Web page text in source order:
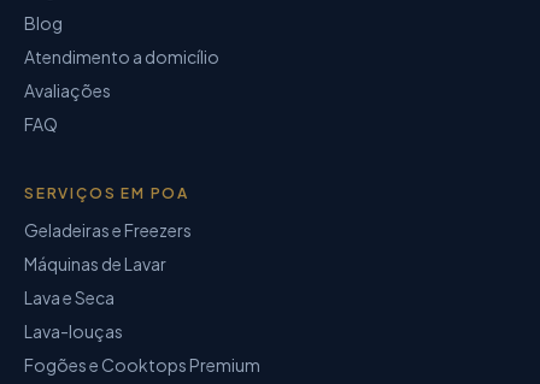
Blog
Atendimento a domicílio
Avaliações
FAQ
SERVIÇOS EM POA
Geladeiras e Freezers
Máquinas de Lavar
Lava e Seca
Lava-louças
Fogões e Cooktops Premium